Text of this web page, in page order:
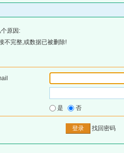
原因:
不完整,或数据已被删除!
是 否
找回密码